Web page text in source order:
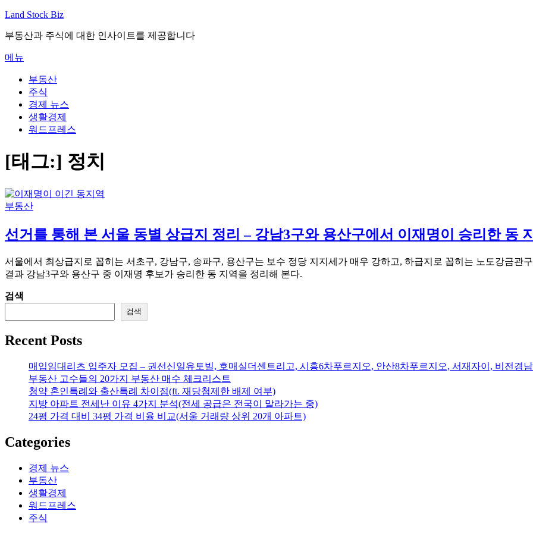
내
으
로
바
Land Stock Biz
부동산과 주식에 대한 인사이트를 제공합니다
메뉴
부동산
주식
경제 뉴스
생활경제
워드프레스
[태그:] 정치
부동산
선거를 통해 본 서울 동별 상급지 정리 – 강남3구와 용산구에서 이재명이 승리한 동
서울에서 최상급지로 꼽히는 서초구, 강남구, 송파구, 용산구는 보수 정당 지지세가 매우 강하고, 하급지로 꼽히는 노도강금관
결과 강남3구와 용산구 중 이재명 후보가 승리한 동 지역을 정리해 본다.
검색
검색
Recent Posts
매입임대리츠 입주자 모집 – 권선신일유토빌, 호매실더센트리고, 시흥6차푸르지오, 안산8차푸르지오, 서재자이, 비전경
부동산 고수들의 20가지 부동산 매수 체크리스트
청약 혼인특례와 출산특례 차이점(ft. 재당첨제한 배제 여부)
지방 아파트 전세난 이유 4가지 분석(전세 공급은 전국이 말라가는 중)
24평 가격 대비 34평 가격 비율 비교(서울 거래량 상위 20개 아파트)
Categories
경제 뉴스
부동산
생활경제
워드프레스
주식